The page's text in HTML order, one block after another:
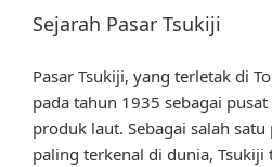
Sejarah Pasar Tsukiji
Pasar Tsukiji, yang terletak di
pada tahun 1935 sebagai
produk laut. Sebagai salah
paling terkenal di dunia,